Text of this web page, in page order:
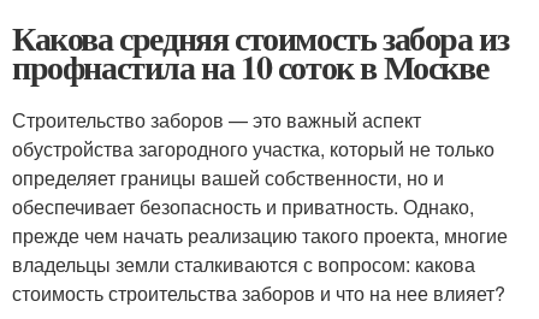
Какова средняя стоимость забора из
профнастила на 10 соток в Москве
Строительство заборов — это важный аспект
обустройства загородного участка, который не только
определяет границы вашей собственности, но и
обеспечивает безопасность и приватность. Однако,
прежде чем начать реализацию такого проекта, многие
владельцы земли сталкиваются с вопросом: какова
стоимость строительства заборов и что на нее влияет?